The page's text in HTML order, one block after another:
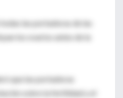
todas las portadoras de las
los ovarios antes de la
que las portadoras
sobre la fertilidad y el